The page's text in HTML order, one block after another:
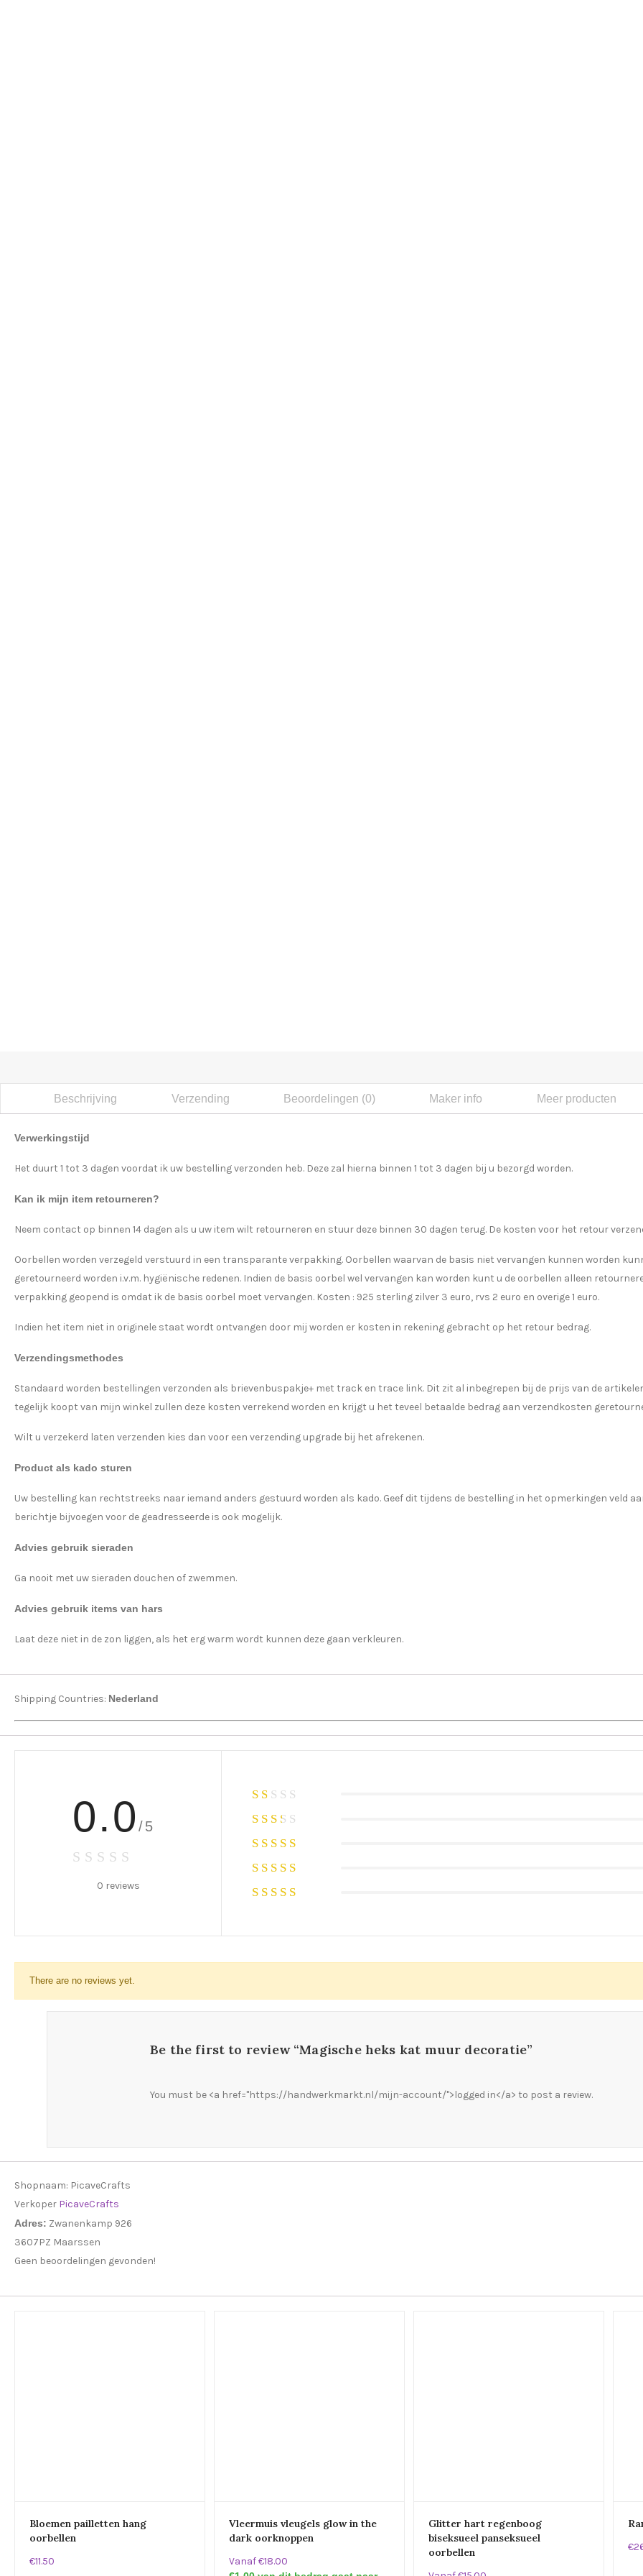
Beschrijving Verzending Beoordelingen (0) Maker info Meer producten
Verwerkingstijd
Het duurt 1 tot 3 dagen voordat ik uw bestelling verzonden heb. Deze zal hierna binnen 1 tot 3 dagen bij u bezorgd worden.
Kan ik mijn item retourneren?
Neem contact op binnen 14 dagen als u uw item wilt retourneren en stuur deze binnen 30 dagen terug. De kosten voor het retour
Oorbellen worden verzegeld verstuurd in een transparante verpakking. Oorbellen waarvan de basis niet vervangen kunnen worden
geretourneerd worden i.v.m. hygiënische redenen. Indien de basis oorbel wel vervangen kan worden kunt u de oorbellen alleen
verpakking geopend is omdat ik de basis oorbel moet vervangen. Kosten : 925 sterling zilver 3 euro, rvs 2 euro en overige 1 euro.
Indien het item niet in originele staat wordt ontvangen door mij worden er kosten in rekening gebracht op het retour bedrag.
Verzendingsmethodes
Standaard worden bestellingen verzonden als brievenbuspakje+ met track en trace link. Dit zit al inbegrepen bij de prijs van de
tegelijk koopt van mijn winkel zullen deze kosten verrekend worden en krijgt u het teveel betaalde bedrag aan verzendkosten
Wilt u verzekerd laten verzenden kies dan voor een verzending upgrade bij het afrekenen.
Product als kado sturen
Uw bestelling kan rechtstreeks naar iemand anders gestuurd worden als kado. Geef dit tijdens de bestelling in het opmerkingen veld
berichtje bijvoegen voor de geadresseerde is ook mogelijk.
Advies gebruik sieraden
Ga nooit met uw sieraden douchen of zwemmen.
Advies gebruik items van hars
Laat deze niet in de zon liggen, als het erg warm wordt kunnen deze gaan verkleuren.
Shipping Countries: Nederland
0.0 /5
0 reviews
There are no reviews yet.
Be the first to review “Magische heks kat muur decoratie”
You must be <a href="https://handwerkmarkt.nl/mijn-account/">logged in</a> to post a review.
Shopnaam: PicaveCrafts
Verkoper PicaveCrafts
Adres: Zwanenkamp 926
3607PZ Maarssen
Geen beoordelingen gevonden!
Bloemen pailletten hang
oorbellen
€11.50
Vleermuis vleugels glow in the
dark oorknoppen
Vanaf €18.00
Glitter hart regenboog
biseksueel panseksueel
oorbellen